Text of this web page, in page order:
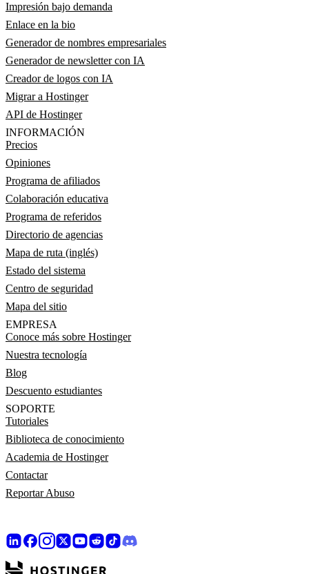
Impresión bajo demanda
Enlace en la bio
Generador de nombres empresariales
Generador de newsletter con IA
Creador de logos con IA
Migrar a Hostinger
API de Hostinger
INFORMACIÓN
Precios
Opiniones
Programa de afiliados
Colaboración educativa
Programa de referidos
Directorio de agencias
Mapa de ruta (inglés)
Estado del sistema
Centro de seguridad
Mapa del sitio
EMPRESA
Conoce más sobre Hostinger
Nuestra tecnología
Blog
Descuento estudiantes
SOPORTE
Tutoriales
Biblioteca de conocimiento
Academia de Hostinger
Contactar
Reportar Abuso